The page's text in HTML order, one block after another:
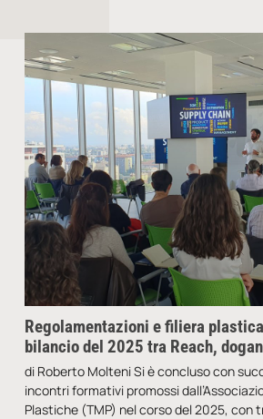
Regolamentazioni e filiera
bilancio del 2025 tra Reach,
di Roberto Molteni Si è concluso con
incontri formativi promossi
Plastiche (TMP) nel corso del 2025, con